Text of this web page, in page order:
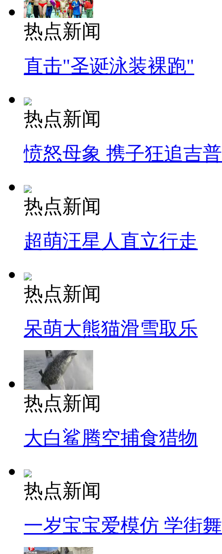
热点新闻
直击"圣诞泳装裸跑"
热点新闻
愤怒母象 携子狂追吉
热点新闻
超萌汪星人直立行走
热点新闻
呆萌大熊猫滑雪取乐
热点新闻
大白鲨腾空捕食猎物
热点新闻
一岁宝宝爱模仿 学街